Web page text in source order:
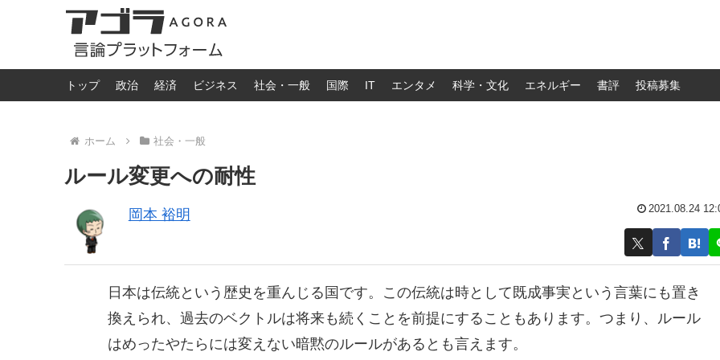
トップ 政治 経済 ビジネス 社会・一般 国際 IT エンタメ 科学・文化 エネルギー 書評 投稿募集
ホーム 社会・一般
ルール変更への耐性
岡本 裕明 2021.08.24
日本は伝統という歴史を重んじる国です。この伝統は時として既成事実という言葉にも置き
換えられ、過去のベクトルは将来も続くことを前提にすることもあります。つまり、ルール
はめったやたらには変えない暗黙のルールがあるとも言えます。